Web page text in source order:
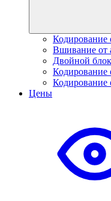
Кодирование
Вшивание от
Двойной
Кодирование
Кодирование
Цены